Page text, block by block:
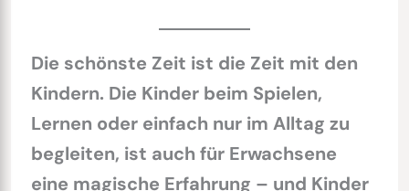
Die schönste Zeit ist die Zeit mit den
Kindern. Die Kinder beim Spielen,
Lernen oder einfach nur im Alltag zu
begleiten, ist auch für Erwachsene
eine magische Erfahrung – und Kinder